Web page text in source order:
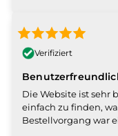
Verifiziert
Die Website ist sehr
einfach zu finden,
Bestellvorgang war